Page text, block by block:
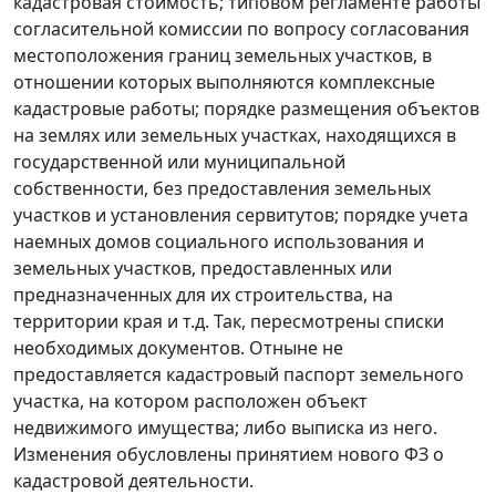
согласительной комиссии по вопросу согласования
местоположения границ земельных участков, в
отношении которых выполняются комплексные
кадастровые работы; порядке размещения объектов
на землях или земельных участках, находящихся в
государственной или муниципальной
собственности, без предоставления земельных
участков и установления сервитутов; порядке учета
наемных домов социального использования и
земельных участков, предоставленных или
предназначенных для их строительства, на
территории края и т.д. Так, пересмотрены списки
необходимых документов. Отныне не
предоставляется кадастровый паспорт земельного
участка, на котором расположен объект
недвижимого имущества; либо выписка из него.
Изменения обусловлены принятием нового ФЗ о
кадастровой деятельности.